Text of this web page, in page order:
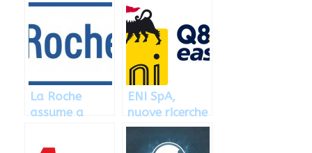
La Roche
assume a
ENI SpA,
nuove ricerche
di personale a
Milano